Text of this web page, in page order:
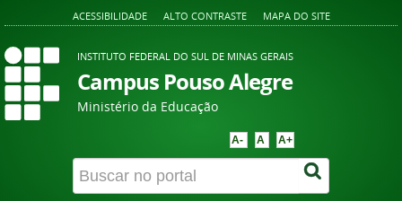
ACESSIBILIDADE ALTO CONTRASTE MAPA DO SITE
INSTITUTO FEDERAL DO SUL DE MINAS GERAIS
Campus Pouso Alegre
Ministério da Educação
A- A A+